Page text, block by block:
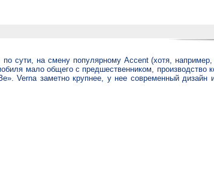
сути, на смену популярному Accent (хотя,
мало общего с предшественником, производство
Verna заметно крупнее, у нее современный дизайн